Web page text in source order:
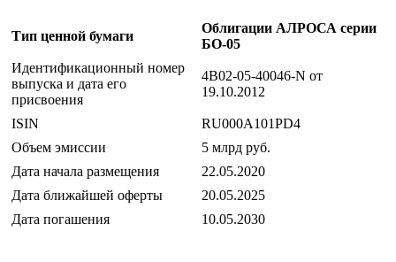
Тип ценной бумаги
Облигации АЛРОСА серии
БО-05
Идентификационный номер
выпуска и дата его
присвоения
4B02-05-40046-N от
19.10.2012
ISIN
RU000A101PD4
Объем эмиссии
5 млрд руб.
Дата начала размещения
22.05.2020
Дата ближайшей оферты
20.05.2025
Дата погашения
10.05.2030